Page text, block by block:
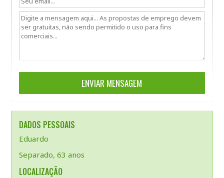
DADOS PESSOAIS
Eduardo
Separado, 63 anos
LOCALIZAÇÃO